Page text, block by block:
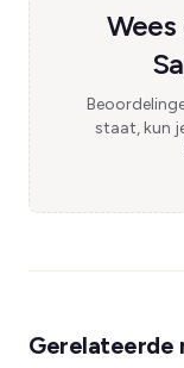
staat, kun
Gerelateerde